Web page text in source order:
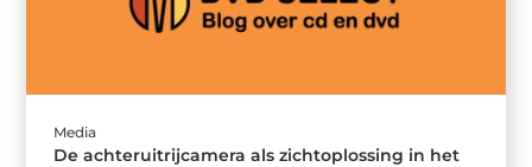
Media
De achteruitrijcamera als zichtoplossing in het